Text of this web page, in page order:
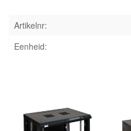
Artikelnr:
Eenheid: